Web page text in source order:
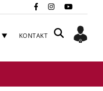
KONTAKT